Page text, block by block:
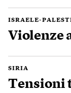
ISRAELE-
Violenze
SIRIA
Tensioni